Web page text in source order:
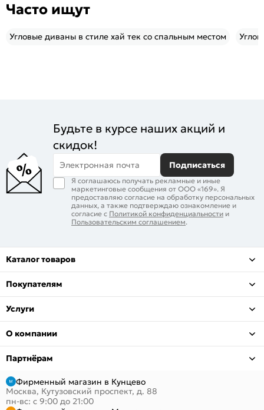
Часто ищут
Угловые диваны в стиле хай тек со спальным местом
Будьте в курсе наших акций и
скидок!
Электронная почта Подписаться
Я соглашаюсь получать рекламные и иные
маркетинговые сообщения от ООО «169». Я
предоставляю согласие на обработку персональных
данных, а также подтверждаю ознакомление и
согласие с Политикой конфиденциальности и
Пользовательским соглашением.
Каталог товаров
Покупателям
Услуги
О компании
Партнёрам
Фирменный магазин в Кунцево
Москва, Кутузовский проспект, д. 88
пн-вс: с 9:00 до 21:00